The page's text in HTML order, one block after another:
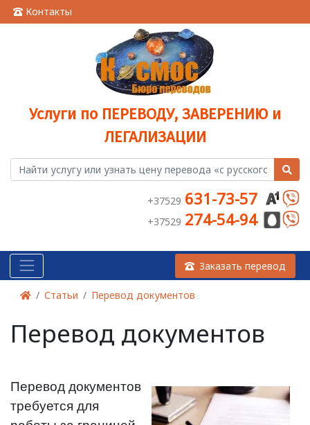
Контакты
Услуги по ПЕРЕВОДУ, ЗАВЕРЕНИЮ и
ЛЕГАЛИЗАЦИИ
+37529 631-73-57
+37529 274-54-94
Заказать перевод
Статьи Перевод документов
Перевод документов
Перевод документов
требуется для